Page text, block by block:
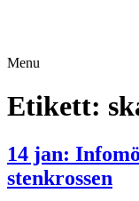
Menu
Etikett:
14 jan:
stenkrossen